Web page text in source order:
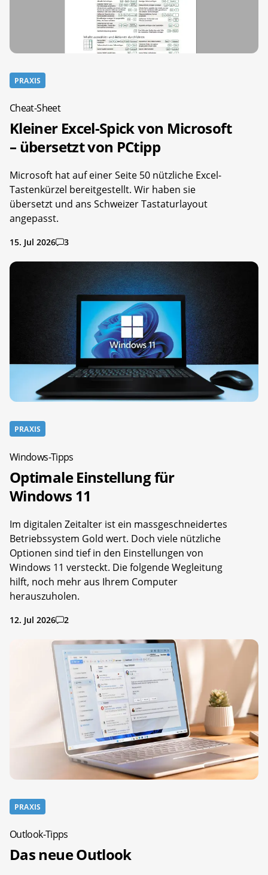
PRAXIS
Cheat-Sheet
Kleiner Excel-Spick von Microsoft
– übersetzt von PCtipp
Microsoft hat auf einer Seite 50 nützliche Excel-
Tastenkürzel bereitgestellt. Wir haben sie
übersetzt und ans Schweizer Tastaturlayout
angepasst.
15. Jul 2026 3
PRAXIS
Windows-Tipps
Optimale Einstellung für
Windows 11
Im digitalen Zeitalter ist ein massgeschneidertes
Betriebssystem Gold wert. Doch viele nützliche
Optionen sind tief in den Einstellungen von
Windows 11 versteckt. Die folgende Wegleitung
hilft, noch mehr aus Ihrem Computer
herauszuholen.
12. Jul 2026 2
PRAXIS
Outlook-Tipps
Das neue Outlook